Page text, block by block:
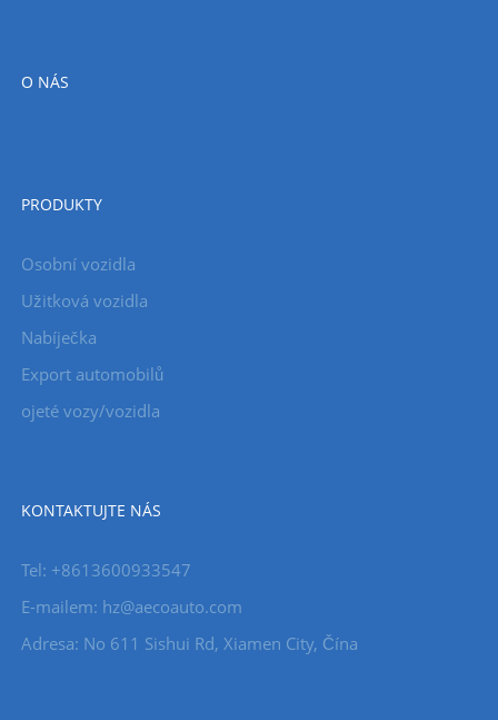
O NÁS
PRODUKTY
Osobní vozidla
Užitková vozidla
Nabíječka
Export automobilů
ojeté vozy/vozidla
KONTAKTUJTE NÁS
Tel: +8613600933547
E-mailem: hz@aecoauto.com
Adresa: No 611 Sishui Rd, Xiamen City, Čína